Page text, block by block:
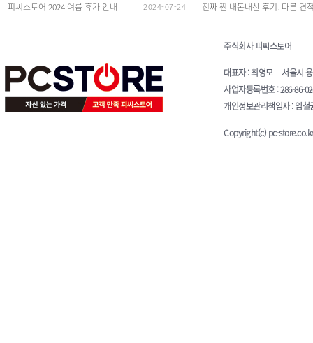
피씨스토어 2024 여름 휴가 안내 2024-07-24
주식회사 피씨스토어
대표자 : 최영모 서울시 용
사업자등록번호 : 286-86-
개인정보관리책임자 : 임
Copyright(c) pc-